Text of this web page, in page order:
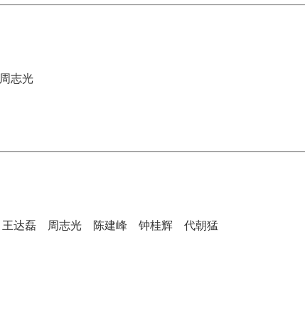
周志光
王达磊 周志光 陈建峰 钟桂辉 代朝猛